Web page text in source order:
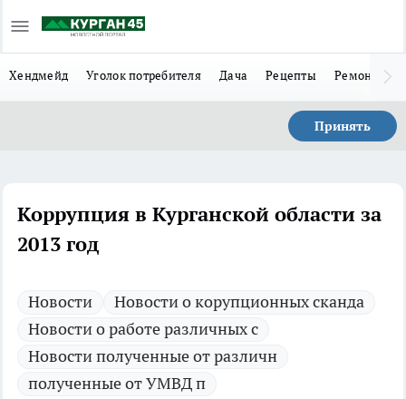
Хендмейд Уголок потребителя Дача Рецепты Ремонт
Принять
Коррупция в Курганской области за
2013 год
Новости
Новости о корупционных сканда
Новости о работе различных с
Новости полученные от различн
полученные от УМВД п